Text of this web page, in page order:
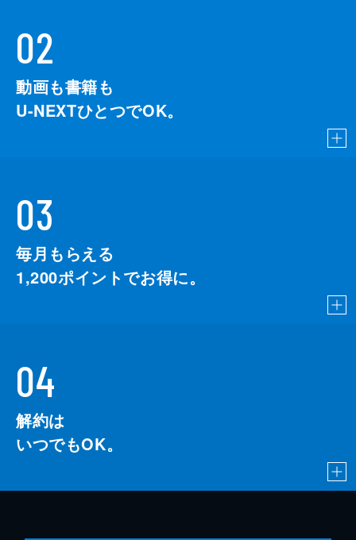
02
動画も書籍も
U-NEXTひとつでOK。
03
毎月もらえる
1,200ポイントでお得に。
04
解約は
いつでもOK。